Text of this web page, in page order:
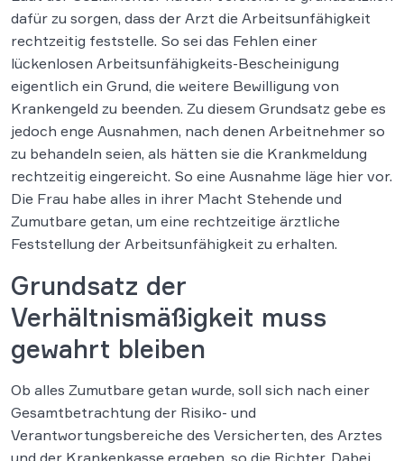
dafür zu sorgen, dass der Arzt die Arbeitsunfähigkeit
rechtzeitig feststelle. So sei das Fehlen einer
lückenlosen Arbeitsunfähigkeits-Bescheinigung
eigentlich ein Grund, die weitere Bewilligung von
Krankengeld zu beenden. Zu diesem Grundsatz gebe es
jedoch enge Ausnahmen, nach denen Arbeitnehmer so
zu behandeln seien, als hätten sie die Krankmeldung
rechtzeitig eingereicht. So eine Ausnahme läge hier vor.
Die Frau habe alles in ihrer Macht Stehende und
Zumutbare getan, um eine rechtzeitige ärztliche
Feststellung der Arbeitsunfähigkeit zu erhalten.
Grundsatz der
Verhältnismäßigkeit muss
gewahrt bleiben
Ob alles Zumutbare getan wurde, soll sich nach einer
Gesamtbetrachtung der Risiko- und
Verantwortungsbereiche des Versicherten, des Arztes
und der Krankenkasse ergeben, so die Richter. Dabei